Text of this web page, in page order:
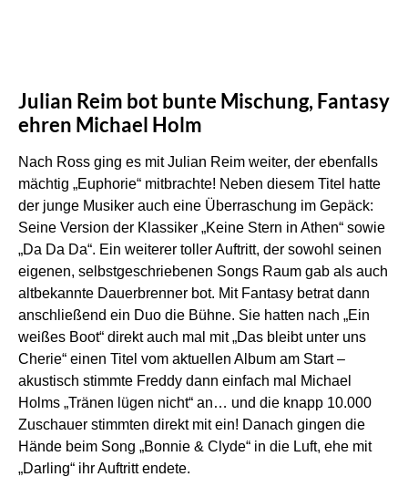
Julian Reim bot bunte Mischung, Fantasy
ehren Michael Holm
Nach Ross ging es mit Julian Reim weiter, der ebenfalls
mächtig „Euphorie“ mitbrachte! Neben diesem Titel hatte
der junge Musiker auch eine Überraschung im Gepäck:
Seine Version der Klassiker „Keine Stern in Athen“ sowie
„Da Da Da“. Ein weiterer toller Auftritt, der sowohl seinen
eigenen, selbstgeschriebenen Songs Raum gab als auch
altbekannte Dauerbrenner bot. Mit Fantasy betrat dann
anschließend ein Duo die Bühne. Sie hatten nach „Ein
weißes Boot“ direkt auch mal mit „Das bleibt unter uns
Cherie“ einen Titel vom aktuellen Album am Start –
akustisch stimmte Freddy dann einfach mal Michael
Holms „Tränen lügen nicht“ an… und die knapp 10.000
Zuschauer stimmten direkt mit ein! Danach gingen die
Hände beim Song „Bonnie & Clyde“ in die Luft, ehe mit
„Darling“ ihr Auftritt endete.